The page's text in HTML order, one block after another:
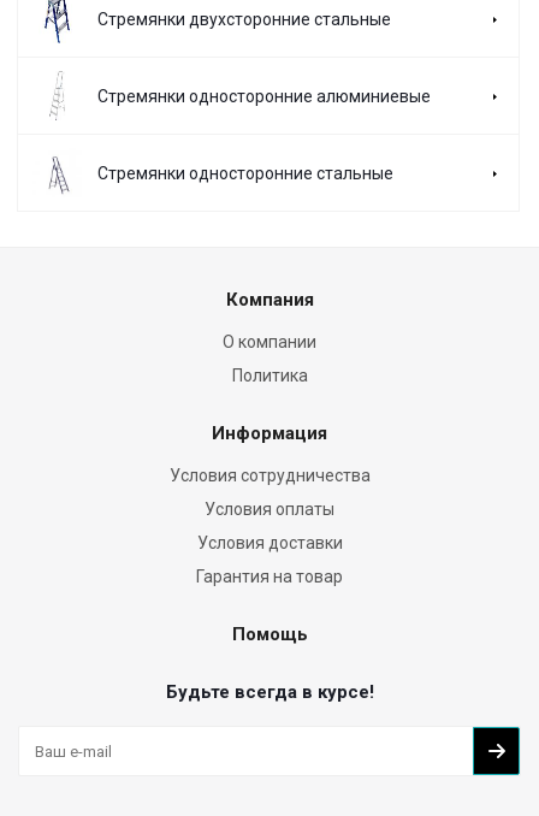
Стремянки двухсторонние стальные
Стремянки односторонние алюминиевые
Стремянки односторонние стальные
Компания
О компании
Политика
Информация
Условия сотрудничества
Условия оплаты
Условия доставки
Гарантия на товар
Помощь
Будьте всегда в курсе!